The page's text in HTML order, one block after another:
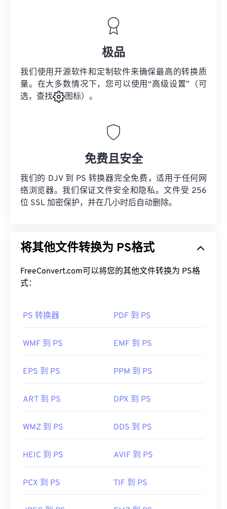
极品
我们使用开源软件和定制软件来确保最高的转换质
量。在大多数情况下，您可以使用“高级设置”（可
选，查找
图标）。
免费且安全
我们的 DJV 到 PS 转换器完全免费，适用于任何网
络浏览器。我们保证文件安全和隐私。文件受 256
位 SSL 加密保护，并在几小时后自动删除。
将其他文件转换为 PS格式
FreeConvert.com可以将您的其他文件转换为 PS格
式：
PS 转换器 PDF 到 PS
WMF 到 PS EMF 到 PS
EPS 到 PS PPM 到 PS
ART 到 PS DPX 到 PS
WMZ 到 PS DDS 到 PS
HEIC 到 PS AVIF 到 PS
PCX 到 PS TIF 到 PS